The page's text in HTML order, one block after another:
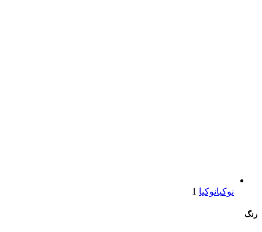
نوکیانوکیا 1
رنگ